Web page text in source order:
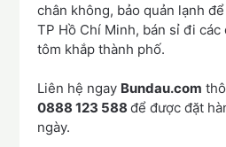
chân không, bảo quản lạnh
TP Hồ Chí Minh, bán sỉ đi các
tôm khắp thành phố.
Liên hệ ngay Bundau.com
0888 123 588để được đặt
ngày.